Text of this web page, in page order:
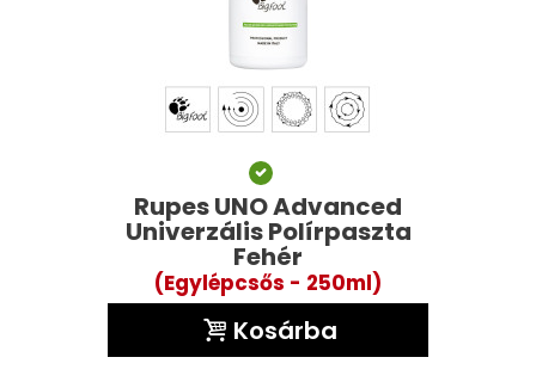
Rupes UNO Advanced
Univerzális Polírpaszta
Fehér
(Egylépcsős - 250ml)
Kosárba